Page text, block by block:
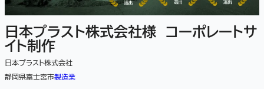
日本プラスト株式会社様 コーポレートサ
イト制作
日本プラスト株式会社
静岡県富士宮市製造業